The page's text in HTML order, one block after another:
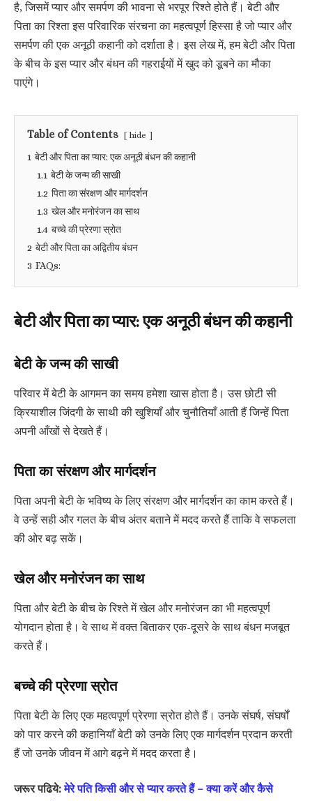
है, जिसमें प्यार और समर्पण की भावना से भरपूर रिश्ते होते हैं। बेटी और
पिता का रिश्ता इस परिवारिक संरचना का महत्वपूर्ण हिस्सा है जो प्यार और
समर्पण की एक अनूठी कहानी को दर्शाता है। इस लेख में, हम बेटी और पिता
के बीच के इस प्यार और बंधन की गहराईयों में खुद को डूबने का मौका
पाएंगे।
Table of Contents hide
1 बेटी और पिता का प्यार: एक अनूठी बंधन की कहानी
1.1 बेटी के जन्म की साखी
1.2 पिता का संरक्षण और मार्गदर्शन
1.3 खेल और मनोरंजन का साथ
1.4 बच्चे की प्रेरणा स्रोत
2 बेटी और पिता का अद्वितीय बंधन
3 FAQs:
बेटी और पिता का प्यार: एक अनूठी बंधन की कहानी
बेटी के जन्म की साखी
परिवार में बेटी के आगमन का समय हमेशा खास होता है। उस छोटी सी
क्रियाशील जिंदगी के साथी की खुशियाँ और चुनौतियाँ आती हैं जिन्हें पिता
अपनी आँखों से देखते हैं।
पिता का संरक्षण और मार्गदर्शन
पिता अपनी बेटी के भविष्य के लिए संरक्षण और मार्गदर्शन का काम करते हैं।
वे उन्हें सही और गलत के बीच अंतर बताने में मदद करते हैं ताकि वे सफलता
की ओर बढ़ सकें।
खेल और मनोरंजन का साथ
पिता और बेटी के बीच के रिश्ते में खेल और मनोरंजन का भी महत्वपूर्ण
योगदान होता है। वे साथ में वक्त बिताकर एक-दूसरे के साथ बंधन मजबूत
करते हैं।
बच्चे की प्रेरणा स्रोत
पिता बेटी के लिए एक महत्वपूर्ण प्रेरणा स्रोत होते हैं। उनके संघर्ष, संघर्षों
को पार करने की कहानियाँ बेटी को उनके लिए एक मार्गदर्शन प्रदान करती
हैं जो उनके जीवन में आगे बढ़ने में मदद करता है।
जरूर पढिये:मेरे पति किसी और से प्यार करते हैं – क्या करें और कैसे